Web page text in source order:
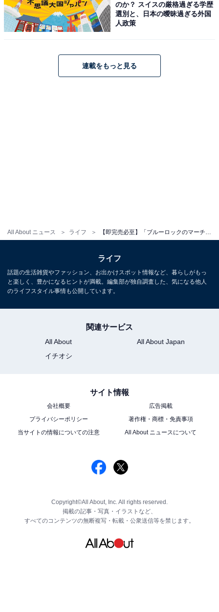
All About ニュース ライフ
「ブルーロックのマーチ」は、5月27日12時～6月9日ま
2位は、じゃがりこ！ つい買ってしまう「推し
菓子」ランキング、気になる1位は？
のか？ スイスの厳格過ぎる学歴
選別と、日本の曖昧過ぎる外国
人政策
連載をもっと見る
ライフ
話題の生活雑貨やファッション、お出かけスポット情報など、暮らしがもっ
と楽しく、豊かになるヒントが満載。編集部が独自調査した、気になる他人
のライフスタイル事情も公開しています。
関連サービス
All About
All About Japan
イチオシ
サイト情報
会社概要
広告掲載
プライバシーポリシー
著作権・商標・免責事項
当サイトの情報についての注意
All About ニュースについて
Copyright©All About, Inc. All rights reserved.
掲載の記事・写真・イラストなど、
すべてのコンテンツの無断複写・転載・公衆送信等を禁じます。